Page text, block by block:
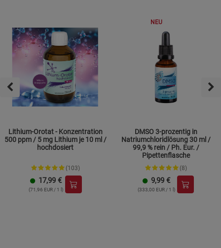
Lithium-Orotat - Konzentration
500 ppm / 5 mg Lithium je 10 ml /
hochdosiert
(103)
17,99 €
(71,96 EUR / 1 l)
NEU
DMSO 3-prozentig in
Natriumchloridlösung 30 ml /
99,9 % rein / Ph. Eur. /
Pipettenflasche
(8)
9,99 €
(333,00 EUR / 1 l)